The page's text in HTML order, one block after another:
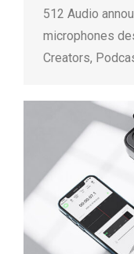
512 Audio
microphones
Creators,